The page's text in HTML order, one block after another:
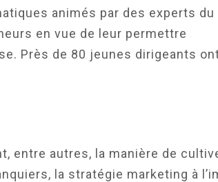
animés par des experts du
en vue de leur permettre
Près de 80 jeunes dirigeants
entre autres, la manière de
la stratégie marketing à